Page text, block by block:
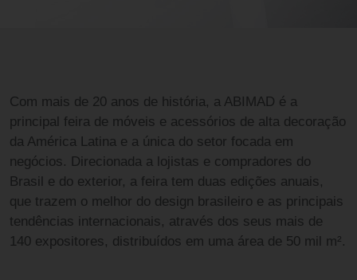
Com mais de 20 anos de história, a ABIMAD é a
principal feira de móveis e acessórios de alta decoração
da América Latina e a única do setor focada em
negócios. Direcionada a lojistas e compradores do
Brasil e do exterior, a feira tem duas edições anuais,
que trazem o melhor do design brasileiro e as principais
tendências internacionais, através dos seus mais de
140 expositores, distribuídos em uma área de 50 mil m².